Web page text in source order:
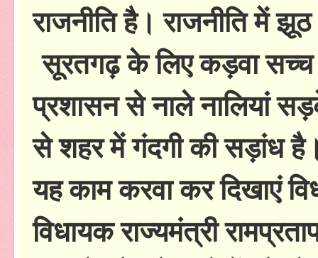
राजनीति है। राजनीति में
सूरतगढ़ के लिए कड़वा सच्च
प्रशासन से नाले नालियां
से शहर में गंदगी की सड़ांध
यह काम करवा कर दिखाएं
विधायक राज्यमंत्री